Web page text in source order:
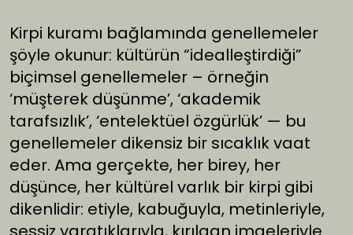
Kirpi kuramı bağlamında genellemeler
şöyle okunur: kültürün “idealleştirdiği”
biçimsel genellemeler – örneğin
‘müşterek düşünme’, ‘akademik
tarafsızlık’, ‘entelektüel özgürlük’ — bu
genellemeler dikensiz bir sıcaklık vaat
eder. Ama gerçekte, her birey, her
düşünce, her kültürel varlık bir kirpi gibi
dikenlidir: etiyle, kabuğuyla, metinleriyle,